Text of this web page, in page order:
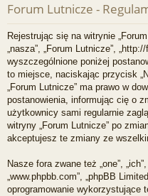
…
Forum Lutnicze -
Rejestrując się na witrynie
„nasza”, „Forum Lutnicze”,
wyszczególnione poniżej
to miejsce, naciskając przycisk
„Forum Lutnicze” ma prawo w
postanowienia, informując cię o
użytkownicy sami regularnie
witryny „Forum Lutnicze” po
akceptujesz te zmiany ze
Nasze fora zwane też „one”,
„www.phpbb.com”, „phpBB
oprogramowanie wykorzystujące